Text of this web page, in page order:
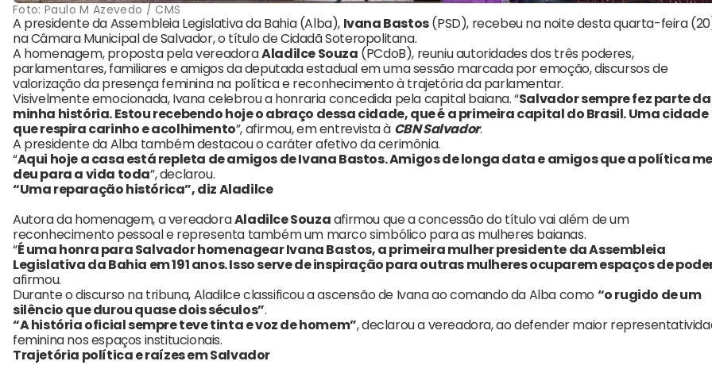
Foto:Paulo M Azevedo / CMS
A presidente da Assembleia Legislativa da Bahia (Alba), Ivana Bastos(PSD), recebeu na noite desta quarta-feira
na Câmara Municipal de Salvador, o título de Cidadã Soteropolitana.
A homenagem, proposta pela vereadoraAladilce Souza (PCdoB), reuniu autoridades dos três poderes,
parlamentares, familiares e amigos da deputada estadual em uma sessão marcada por emoção, discursos de
valorização da presença feminina na política e reconhecimento à trajetória da parlamentar.
Visivelmente emocionada, Ivana celebrou a honraria concedida pela capital baiana. “Salvador sempre fez parte da
minha história. Estou recebendo hoje o abraço dessa cidade, que é a primeira capital do Brasil. Uma cidade
que respira carinho e acolhimento”, afirmou, em entrevista à CBN Salvador.
A presidente da Alba também destacou o caráter afetivo da cerimônia.
“Aqui hoje a casa está repleta de amigos de Ivana Bastos. Amigos de longa data e amigos que a política me
deu para a vida toda”, declarou.
“Uma reparação histórica”, diz Aladilce
Autora da homenagem, a vereadoraAladilce Souzaafirmou que a concessão do título vai além de um
reconhecimento pessoal e representa também um marco simbólico para as mulheres baianas.
“É uma honra para Salvador homenagear Ivana Bastos, a primeira mulher presidente da Assembleia
Legislativa da Bahia em 191 anos. Isso serve de inspiração para outras mulheres ocuparem espaços de
afirmou.
Durante o discurso na tribuna, Aladilce classificou a ascensão de Ivana ao comando da Alba como “o rugido de um
silêncio que durou quase dois séculos”.
“A história oficial sempre teve tinta e voz de homem”, declarou a vereadora, ao defender maior
feminina nos espaços institucionais.
Trajetória política e raízes em Salvador